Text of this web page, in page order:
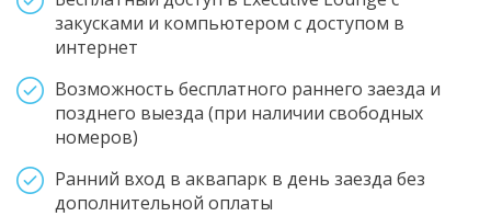
закусками и компьютером с доступом в
интернет
Возможность бесплатного раннего заезда и
позднего выезда (при наличии свободных
номеров)
Ранний вход в аквапарк в день заезда без
дополнительной оплаты